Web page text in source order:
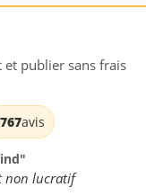
publier sans frais
avis
non lucratif